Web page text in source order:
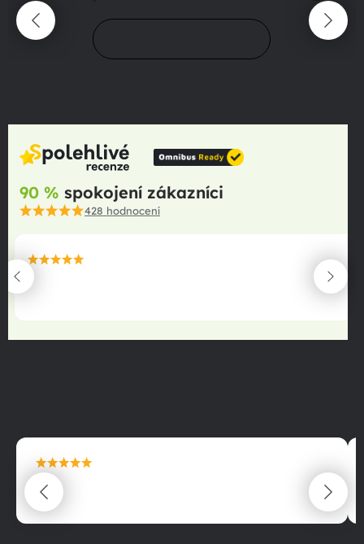
90 % spokojení zákazníci
428 hodnocení
maximální spokojenost
22.06.2025
maximální spokojenost
22.06.2025